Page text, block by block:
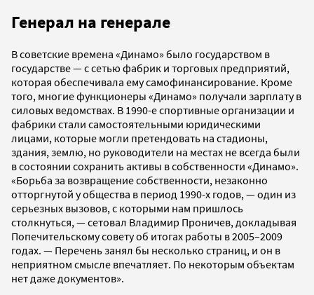
Генерал на генерале
В советские времена «Динамо» было государством в
государстве — с сетью фабрик и торговых предприятий,
которая обеспечивала ему самофинансирование. Кроме
того, многие функционеры «Динамо» получали зарплату в
силовых ведомствах. В 1990-е спортивные организации и
фабрики стали самостоятельными юридическими
лицами, которые могли претендовать на стадионы,
здания, землю, но руководители на местах не всегда были
в состоянии сохранить активы в собственности «Динамо».
«Борьба за возвращение собственности, незаконно
отторгнутой у общества в период 1990-х годов, — один из
серьезных вызовов, с которыми нам пришлось
столкнуться, — сетовал Владимир Проничев, докладывая
Попечительскому совету об итогах работы в 2005–2009
годах. — Перечень занял бы несколько страниц, и он в
неприятном смысле впечатляет. По некоторым объектам
нет даже документов».